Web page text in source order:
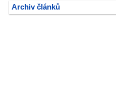
Archiv článků